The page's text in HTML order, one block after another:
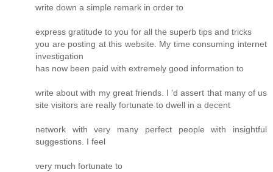
write down a simple remark in order to
express gratitude to you for all the superb tips and tricks
you are posting at this website. My time consuming internet
investigation
has now been paid with extremely good information to
write about with my great friends. I 'd assert that many of us
site visitors are really fortunate to dwell in a decent
network with very many perfect people with insightful
suggestions. I feel
very much fortunate to